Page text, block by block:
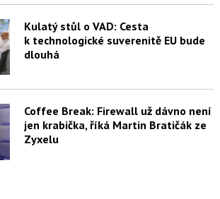
Kulatý stůl o VAD: Cesta
k technologické suverenitě EU bude
dlouhá
Coffee Break: Firewall už dávno není
jen krabička, říká Martin Bratičák ze
Zyxelu